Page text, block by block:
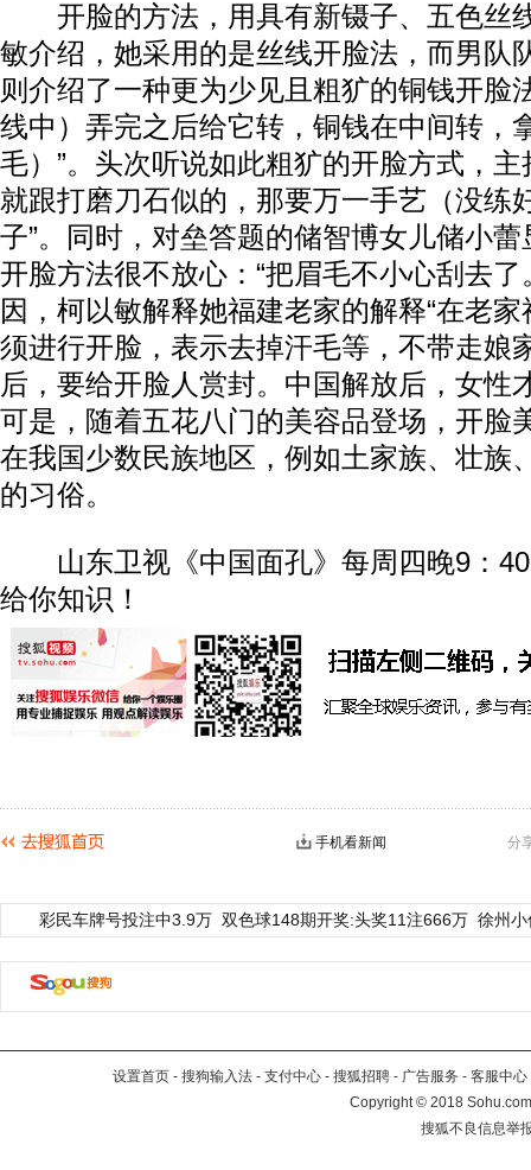
开脸的方法，用具有新镊子、五色丝
敏介绍，她采用的是丝线开脸法，而男队
则介绍了一种更为少见且粗犷的铜钱开脸
线中）弄完之后给它转，铜钱在中间转，
毛）”。头次听说如此粗犷的开脸方式，主
就跟打磨刀石似的，那要万一手艺（没练
子”。同时，对垒答题的储智博女儿储小
开脸方法很不放心：“把眉毛不小心刮去了
因，柯以敏解释她福建老家的解释“在老
须进行开脸，表示去掉汗毛等，不带走娘
后，要给开脸人赏封。中国解放后，女性
可是，随着五花八门的美容品登场，开脸
在我国少数民族地区，例如土家族、壮族
的习俗。
山东卫视《中国面孔》每周四晚9：40
给你知识！
分
手机看新闻
彩民车牌号投注中3.9万 双色球148期开奖:头奖11注666万 徐州
设置首页 - 搜狗输入法 - 支付中心 - 搜狐招聘 - 广告服务 - 客服中心
Copyright©2018
搜狐不良信息举